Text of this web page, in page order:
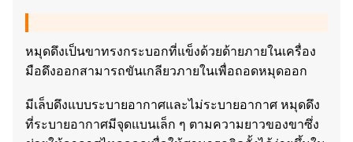
หมุดดึงเป็นขาทรงกระบอกที่แข็งด้วยด้ายภายในเครื่อง
มือดึงออกสามารถขันเกลียวภายในเพื่อถอดหมุดออก
มีเล็บดึงแบบระบายอากาศและไม่ระบายอากาศ หมุดดึง
ที่ระบายอากาศมีจุดแบนเล็ก ๆ ตามความยาวของขาซึ่ง